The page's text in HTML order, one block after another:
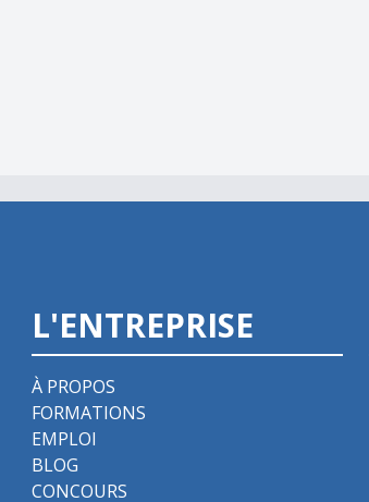
L'ENTREPRISE
À PROPOS
FORMATIONS
EMPLOI
BLOG
CONCOURS